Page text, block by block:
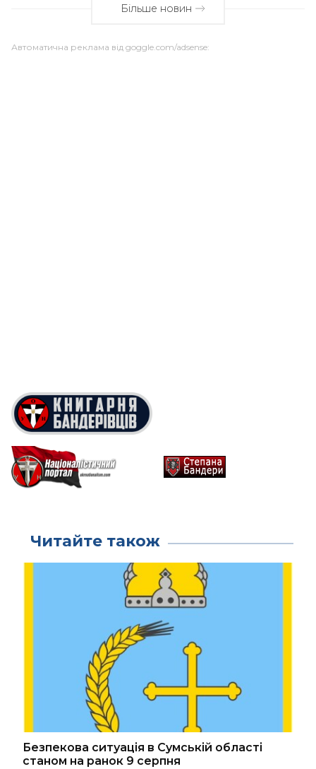
Більше новин
Автоматична реклама від goggle.com/adsense:
Читайте також
Безпекова ситуація в Сумській області
станом на ранок 9 серпня